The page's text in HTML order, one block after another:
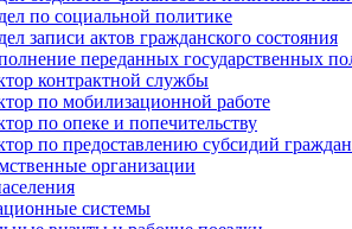
по социальной политике
записи актов гражданского состояния
переданных государственных
контрактной службы
по мобилизационной работе
по опеке и попечительству
по предоставлению субсидий
организации
системы